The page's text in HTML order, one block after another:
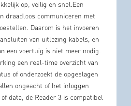
op, veilig en snel.Een
draadloos communiceren met
Daarom is het invoeren
van uitlezing kabels, en
een voertuig is niet meer nodig.
een real-time overzicht van
of onderzoekt de opgeslagen
ongeacht of het inloggen
data, de Reader 3 is compatibel